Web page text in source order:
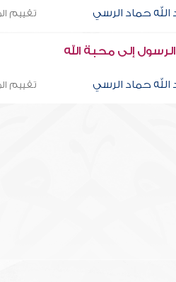
الله حماد الرسي تقييم
إلى محبة الله
الله حماد الرسي تقييم